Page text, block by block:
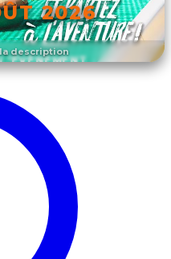
description
2026